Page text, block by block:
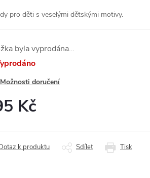
pro děti s veselými dětskými motivy.
byla vyprodána…
Možnosti doručení
Kč
Tisk
k produktu Sdílet